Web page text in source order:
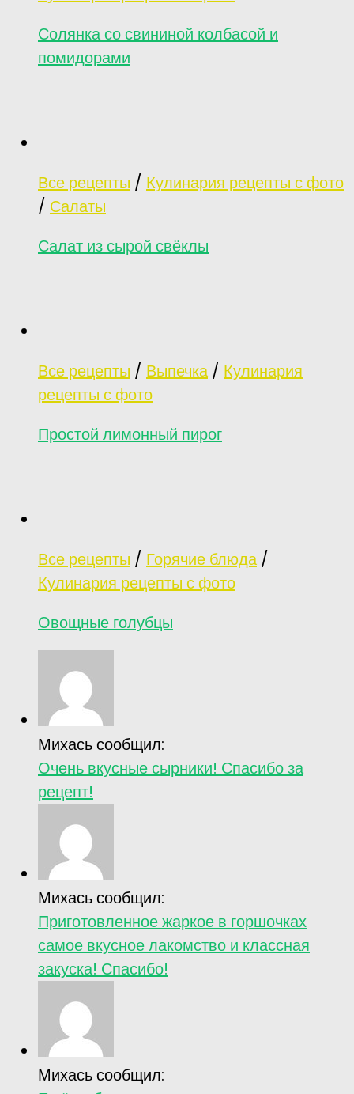
Солянка со свининой колбасой и
помидорами
Все рецепты / Кулинария рецепты с фото
/ Салаты
Салат из сырой свёклы
Все рецепты / Выпечка/ Кулинария
рецепты с фото
Простой лимонный пирог
Все рецепты / Горячие блюда/
Кулинария рецепты с фото
Овощные голубцы
Михась сообщил:
Очень вкусные сырники! Спасибо за
рецепт!
Михась сообщил:
Приготовленное жаркое в горшочках
самое вкусное лакомство и классная
закуска! Спасибо!
Михась сообщил: